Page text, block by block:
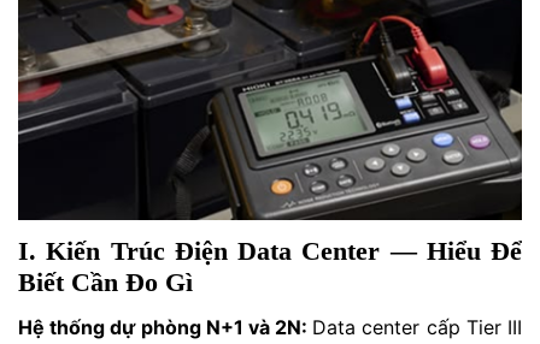
I. Kiến Trúc Điện Data Center — Hiểu Để
Biết Cần Đo Gì
Hệ thống dự phòng N+1 và 2N: Data center cấp Tier III